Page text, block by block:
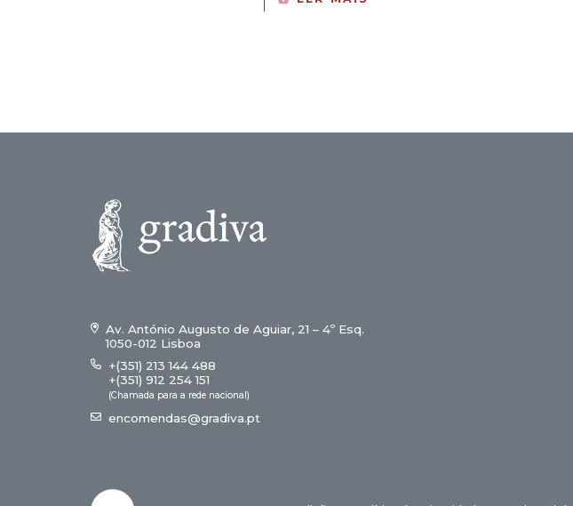
Av. António Augusto de Aguiar, 21 – 4º Esq.
1050-012 Lisboa
+(351) 213 144 488
+(351) 912 254 151
(Chamada para a rede nacional)
encomendas@gradiva.pt